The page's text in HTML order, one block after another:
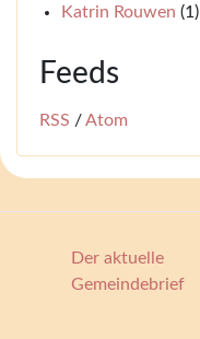
Katrin Rouwen (1)
Feeds
RSS /Atom
Der aktuelle
Gemeindebrief